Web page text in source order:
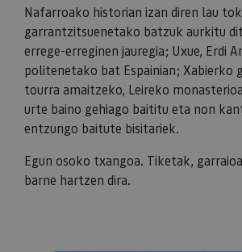
Nafarroako historian izan diren lau
garrantzitsuenetako batzuk aurkitu
errege-erreginen jauregia; Uxue, Erdi
politenetako bat Espainian; Xabierko
tourra amaitzeko, Leireko
urte baino gehiago baititu eta non
entzungo baitute bisitariek.
Egun osoko txangoa. Tiketak,
barne hartzen dira.